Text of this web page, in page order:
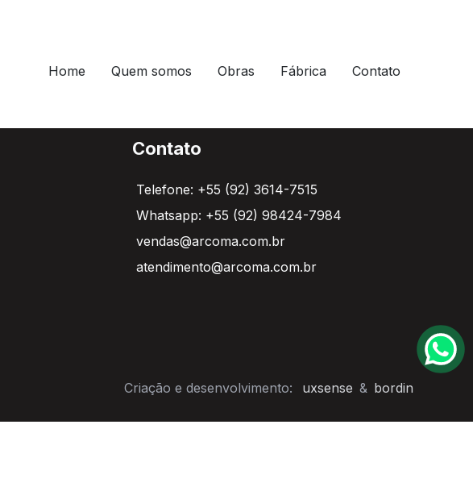
Home Quem somos Obras Fábrica Contato
Contato
Telefone: +55 (92) 3614-7515
Whatsapp: +55 (92) 98424-7984
vendas@arcoma.com.br
atendimento@arcoma.com.br
Criação e desenvolvimento: uxsense & bordin